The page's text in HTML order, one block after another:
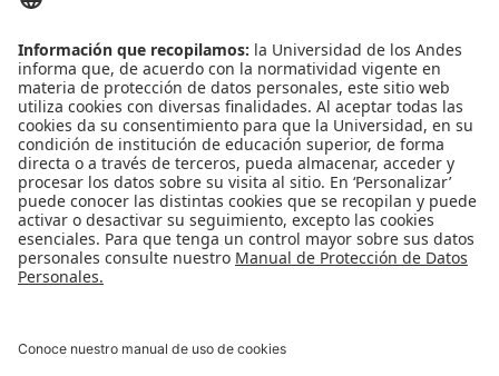
Leer Más
Leer Más
Leer Más
Leer Más
Ver más Noticias...
Ver más Eventos...
Apoyo Financiero
Reconocimiento como Universidad: Decreto 1297 del 30 de mayo de